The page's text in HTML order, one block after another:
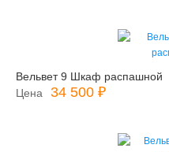
Вельвет 9 Шкаф распашной
Цена
34 500 ₽